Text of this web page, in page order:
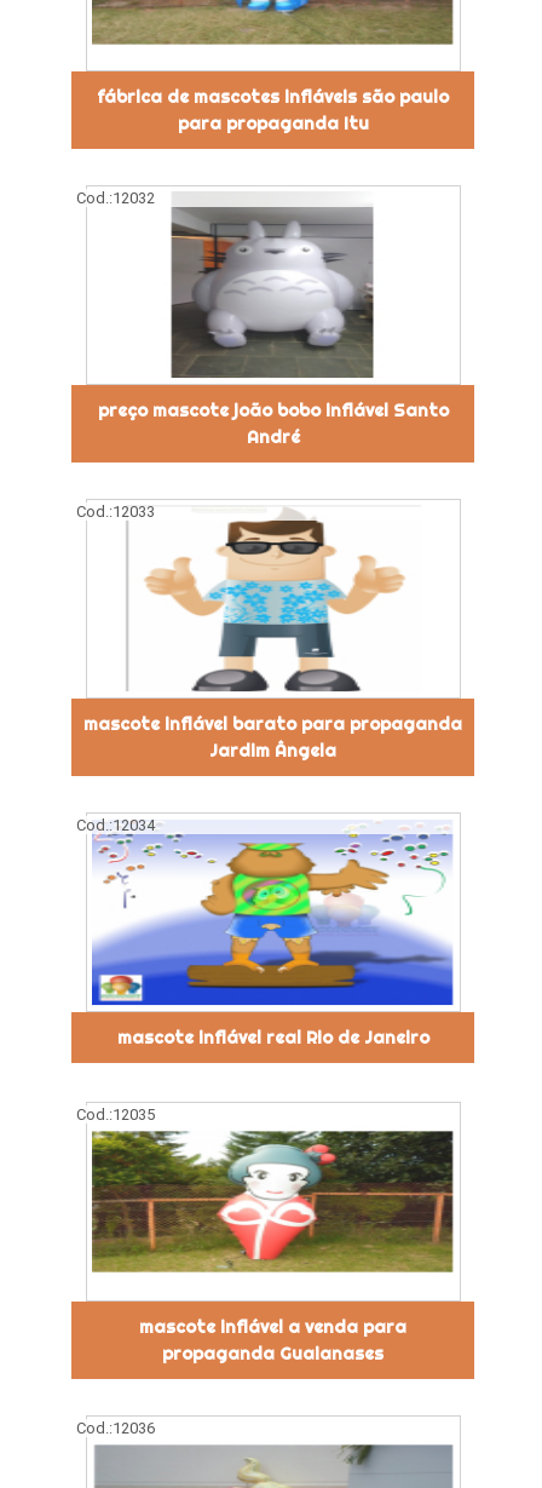
fábrica de mascotes infláveis são paulo
para propaganda Itu
Cod.:12032
preço mascote joão bobo inflável Santo
André
Cod.:12033
mascote inflável barato para propaganda
Jardim Ângela
Cod.:12034
mascote inflável real Rio de Janeiro
Cod.:12035
mascote inflável a venda para
propaganda Guaianases
Cod.:12036